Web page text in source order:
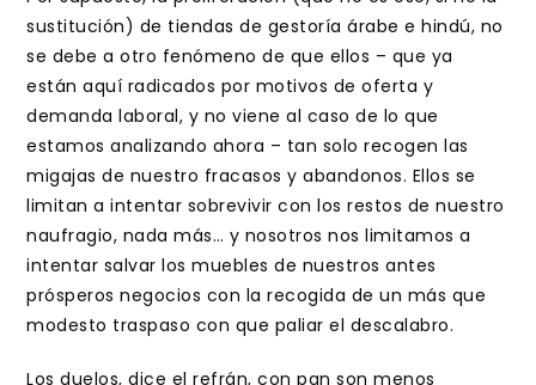
sustitución) de tiendas de gestoría árabe e hindú, no
se debe a otro fenómeno de que ellos – que ya
están aquí radicados por motivos de oferta y
demanda laboral, y no viene al caso de lo que
estamos analizando ahora – tan solo recogen las
migajas de nuestro fracasos y abandonos. Ellos se
limitan a intentar sobrevivir con los restos de nuestro
naufragio, nada más… y nosotros nos limitamos a
intentar salvar los muebles de nuestros antes
prósperos negocios con la recogida de un más que
modesto traspaso con que paliar el descalabro.
Los duelos, dice el refrán, con pan son menos